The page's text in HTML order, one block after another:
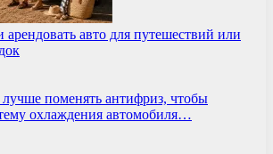
арендовать авто для путешествий или
поменять антифриз, чтобы
охлаждения автомобиля…